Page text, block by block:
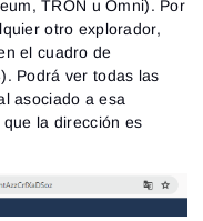
TRON u Omni). Por
otro explorador,
el cuadro de
Podrá ver todas las
asociado a esa
la dirección es